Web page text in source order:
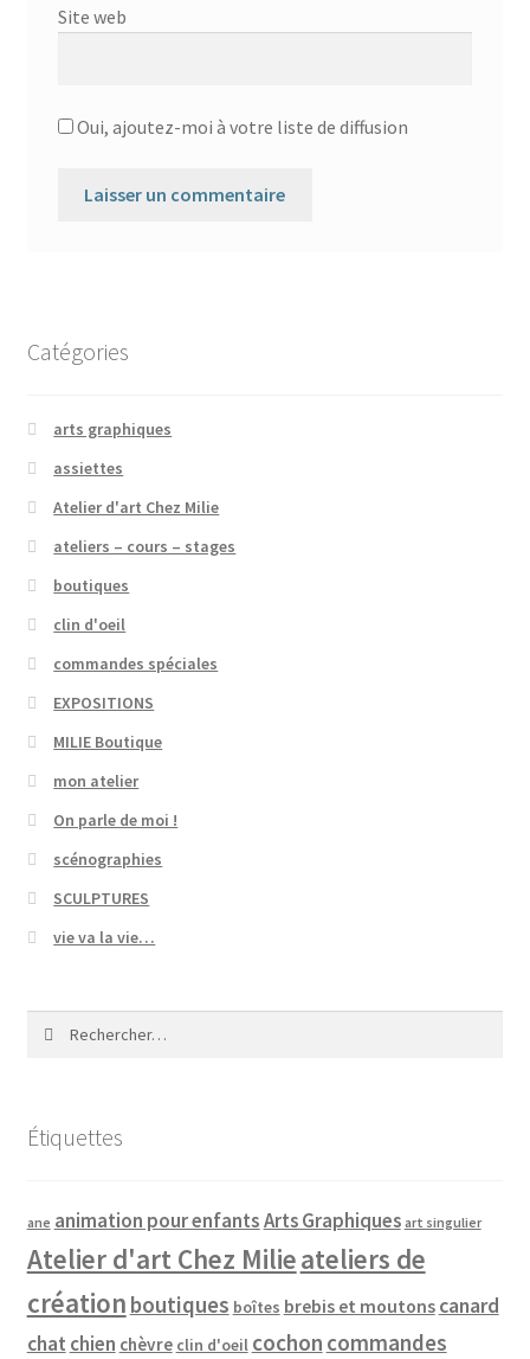
Site web
Oui, ajoutez-moi à votre liste de diffusion
Catégories
arts graphiques
assiettes
Atelier d'art Chez Milie
ateliers – cours – stages
boutiques
clin d'oeil
commandes spéciales
EXPOSITIONS
MILIE Boutique
mon atelier
On parle de moi !
scénographies
SCULPTURES
vie va la vie…
Étiquettes
ane animation pour enfantsArts Graphiques art singulier
Atelier d'art Chez Milieateliers de
création boutiques boîtes brebis et moutons canard
chat chien chèvre clin d'oeil cochon commandes